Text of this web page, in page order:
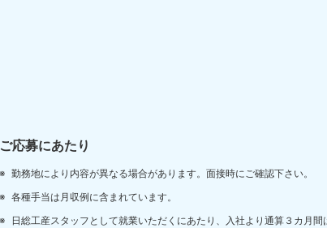
ご応募にあたり
勤務地により内容が異なる場合があります。面接時にご確認下さい。
各種手当は月収例に含まれています。
日総工産スタッフとして就業いただくにあたり、入社より通算３カ月間